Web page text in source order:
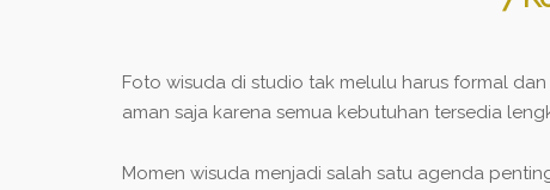
Foto wisuda di studio tak melulu harus formal
aman saja karena semua kebutuhan tersedia
Momen wisuda menjadi salah satu agenda